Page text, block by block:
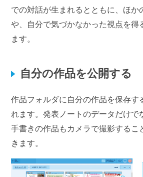
での対話が生まれるとともに、ほか
や、自分で気づかなかった視点を得
ます。
自分の作品を公開する
作品フォルダに自分の作品を保存す
れます。発表ノートのデータだけで
手書きの作品もカメラで撮影するこ
きます。